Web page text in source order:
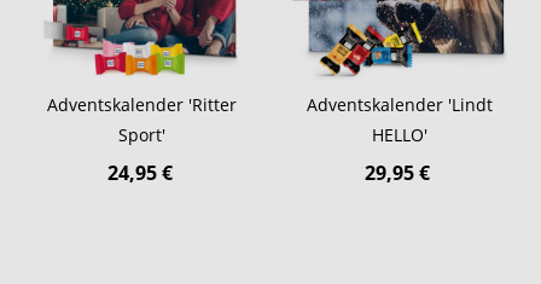
Adventskalender 'Ritter
Sport'
24,95 €
Adventskalender 'Lindt
HELLO'
29,95 €